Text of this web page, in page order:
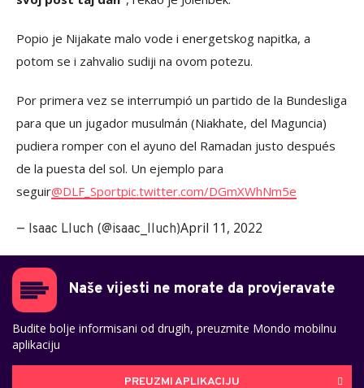
Popio je Nijakate malo vode i energetskog napitka, a
potom se i zahvalio sudiji na ovom potezu.
Por primera vez se interrumpió un partido de la Bundesliga
para que un jugador musulmán (Niakhate, del Maguncia)
pudiera romper con el ayuno del Ramadan justo después
de la puesta del sol. Un ejemplo para
seguir@DLF_Sportpic.twitter.com/DGmXWhNm5e
— Isaac Lluch (@isaac_lluch)April 11, 2022
Naše vijesti ne morate da provjeravate
Budite bolje informisani od drugih, preuzmite Mondo mobilnu
aplikaciju
PREUZMI APLIKACIJU